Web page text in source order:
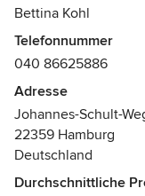
Das Wulfsdorfer
wäre mir dieser
Spaß und Erfolg!
Ich arbeite mit den
welches zu den
gehört. Als IFSA
weiß ich anhand
Energien optimal zu
und gezielt auf
Bettina Kohl
Telefonnummer
040 86625886
Adresse
Johannes-Schult-
22359 Hamburg
Deutschland
Durchschnittliche